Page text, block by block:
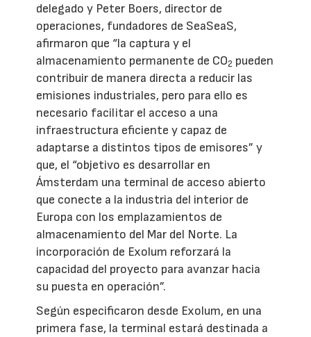
delegado y Peter Boers, director de
operaciones, fundadores de SeaSeaS,
afirmaron que “la captura y el
almacenamiento permanente de CO2 pueden
contribuir de manera directa a reducir las
emisiones industriales, pero para ello es
necesario facilitar el acceso a una
infraestructura eficiente y capaz de
adaptarse a distintos tipos de emisores” y
que, el “objetivo es desarrollar en
Ámsterdam una terminal de acceso abierto
que conecte a la industria del interior de
Europa con los emplazamientos de
almacenamiento del Mar del Norte. La
incorporación de Exolum reforzará la
capacidad del proyecto para avanzar hacia
su puesta en operación”.
Según especificaron desde Exolum, en una
primera fase, la terminal estará destinada a